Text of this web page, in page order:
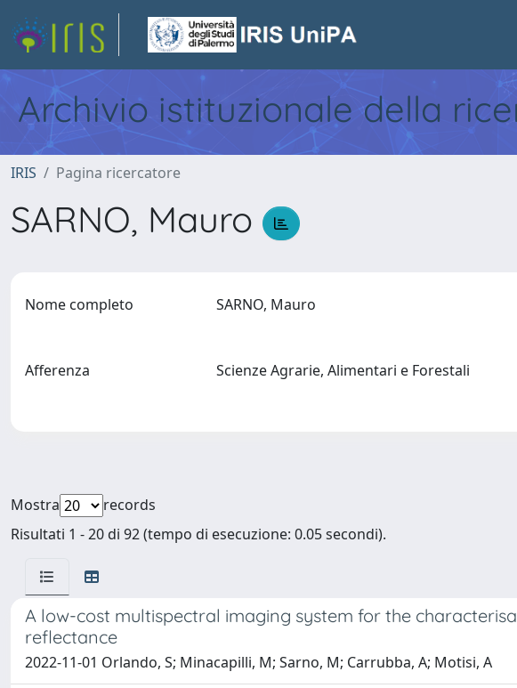
Archivio istituzionale della
IRIS Pagina ricercatore
SARNO, Mauro
Nome completo SARNO, Mauro
Afferenza Scienze Agrarie, Alimentari e Forestali
Mostra
records
Risultati 1 - 20 di 92 (tempo di esecuzione: 0.05 secondi).
A low-cost multispectral imaging system for the
reflectance
2022-11-01 Orlando, S; Minacapilli, M; Sarno, M; Carrubba, A; Motisi, A